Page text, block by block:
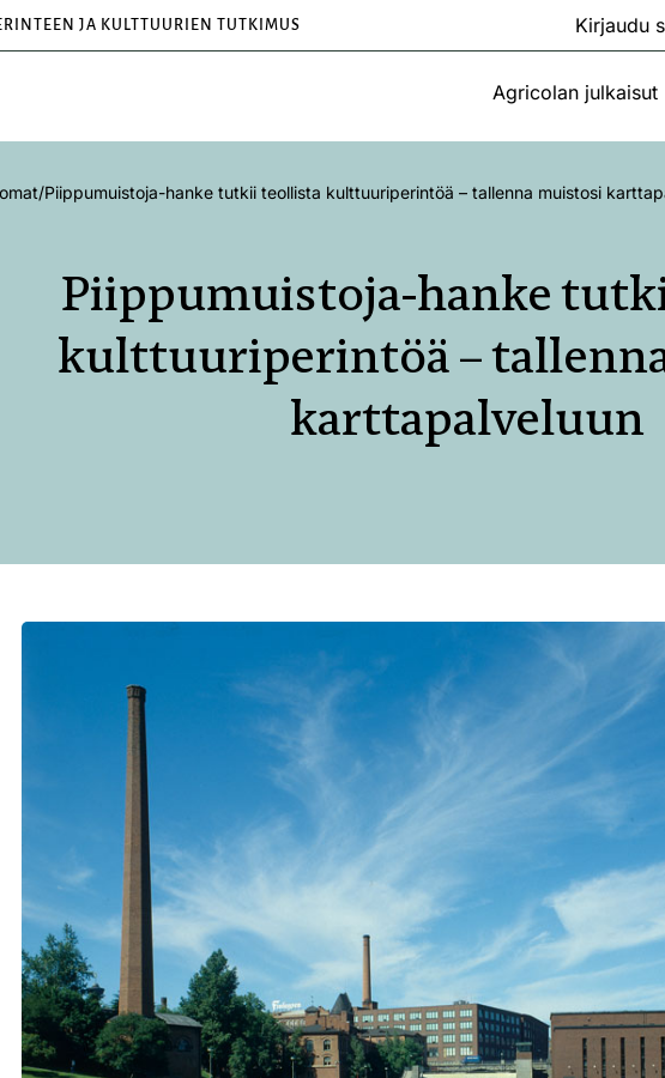
JA KULTTUURIEN TUTKIMUS Kirjaudu
Agricolan julkaisut
/Piippumuistoja-hanke tutkii teollista kulttuuriperintöä – tallenna muistosi
Piippumuistoja-hanke
kulttuuriperintöä –
karttapalveluun